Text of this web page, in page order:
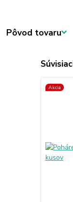
Pôvod tovaru
Akcia